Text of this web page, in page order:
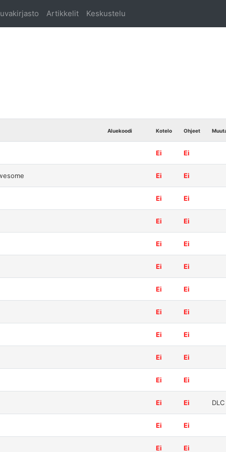
Artikkelit Keskustelu
Aluekoodi Kotelo Ohjeet
Ei Ei
Ei Ei
Ei Ei
Ei Ei
Ei Ei
Ei Ei
Ei Ei
Ei Ei
Ei Ei
Ei Ei
Ei Ei
Ei Ei
Ei Ei
Ei Ei